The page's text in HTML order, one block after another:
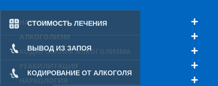
СТОИМОСТЬ ЛЕЧЕНИЯ
ВЫВОД ИЗ ЗАПОЯ
КОДИРОВАНИЕ ОТ АЛКОГОЛЯ
НАРКОМАНИЯ
АЛКОГОЛИЗМ
КОДИРОВАНИЕ АЛКОГОЛИЗМА
РЕАБИЛИТАЦИЯ
НАРКОЛОГИЯ